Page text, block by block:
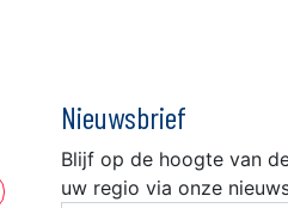
Nieuwsbrief
Blijf op de hoogte van
uw regio via onze